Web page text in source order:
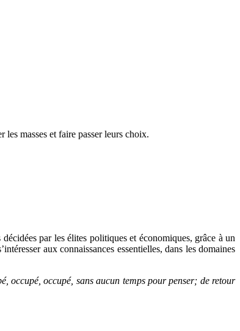
masses et faire passer leurs choix.
par les élites politiques et économiques, grâce à un
aux connaissances essentielles, dans les domaines
occupé, occupé, sans aucun temps pour penser; de retour